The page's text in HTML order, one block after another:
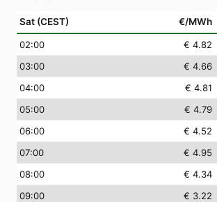
Sat (CEST) €/MWh
02:00 € 4.82
03:00 € 4.66
04:00 € 4.81
05:00 € 4.79
06:00 € 4.52
07:00 € 4.95
08:00 € 4.34
09:00 € 3.22